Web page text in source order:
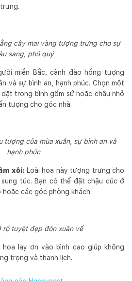
cây mai vàng tượng trưng cho sự
sang, phú quý
miền Bắc, cành đào hồng tượng
và sự bình an, hạnh phúc. Chọn một
trong bình gốm sứ hoặc chậu nhỏ
tượng cho góc nhà.
tượng của mùa xuân, sự bình an và
hạnh phúc
xôi: Loài hoa này tượng trưng cho
túc. Bạn có thể đặt chậu cúc ở
hoặc các góc phòng khách.
rộ tuyệt đẹp đón xuân về
hoa lay ơn vào bình cao giúp không
trọng và thanh lịch.